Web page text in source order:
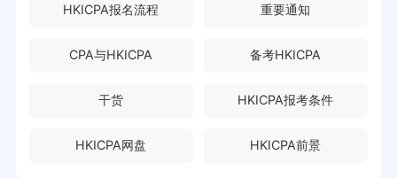
HKICPA报名流程 重要通知
CPA与HKICPA 备考HKICPA
干货 HKICPA报考条件
HKICPA网盘 HKICPA前景